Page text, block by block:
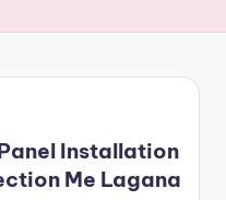
Installation
Me Lagana